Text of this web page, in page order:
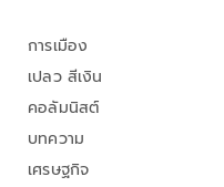
การเมือง
เปลว สีเงิน
คอลัมนิสต์
บทความ
เศรษฐกิจ